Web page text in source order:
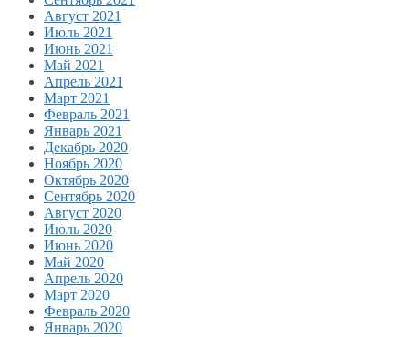
Август 2021
Июль 2021
Июнь 2021
Май 2021
Апрель 2021
Март 2021
Февраль 2021
Январь 2021
Декабрь 2020
Ноябрь 2020
Октябрь 2020
Сентябрь 2020
Август 2020
Июль 2020
Июнь 2020
Май 2020
Апрель 2020
Март 2020
Февраль 2020
Январь 2020